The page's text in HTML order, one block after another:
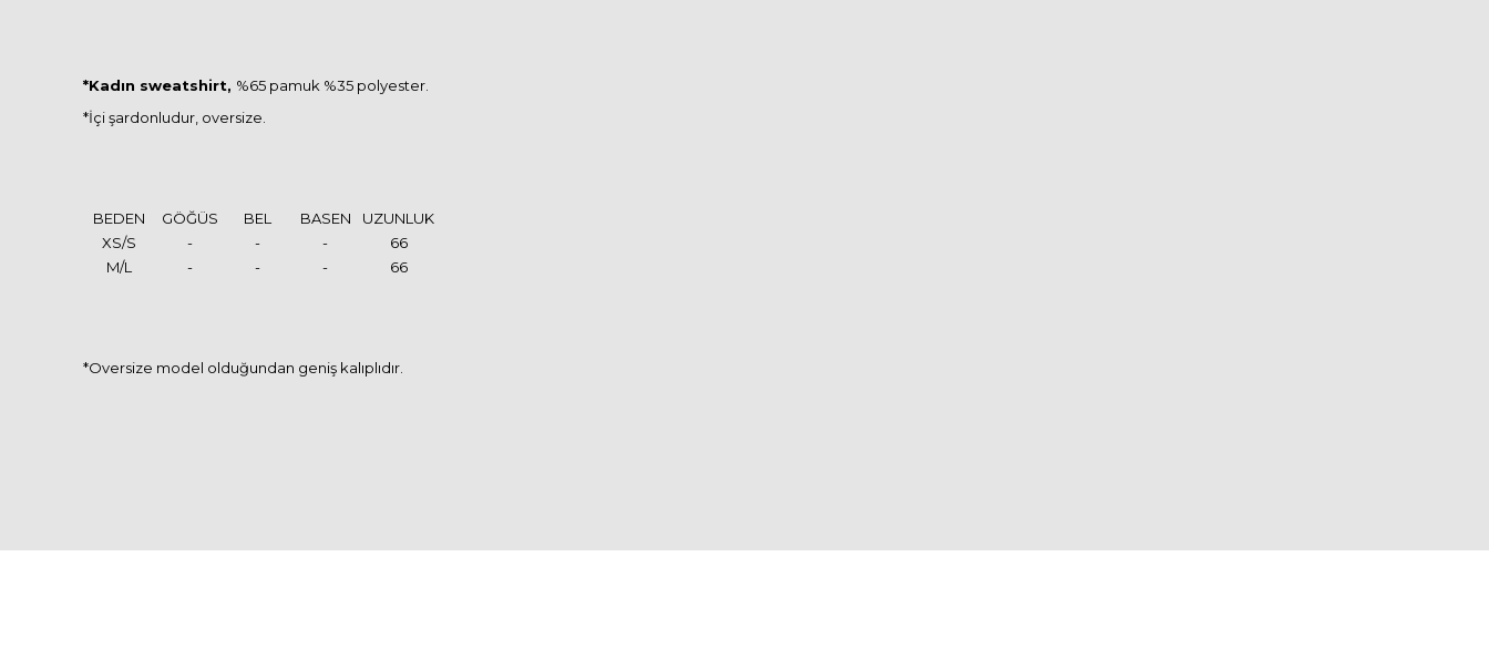
*Kadın sweatshirt, %65 pamuk %35 polyester.
*İçi şardonludur, oversize.
BEDEN GÖĞÜS BEL BASEN
UZUNLUK
XS/S
- - -
66
M/L
- - - 66
*Oversize model olduğundan geniş kalıplıdır.